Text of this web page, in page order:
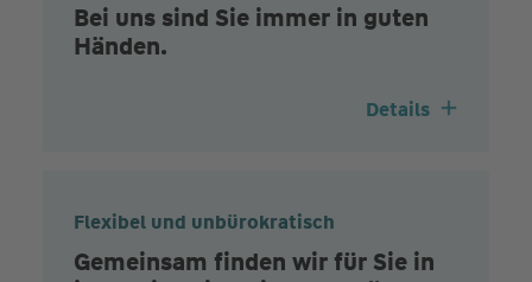
Bei uns sind Sie immer in guten
Händen.
Details
Flexibel und unbürokratisch
Gemeinsam finden wir für Sie in